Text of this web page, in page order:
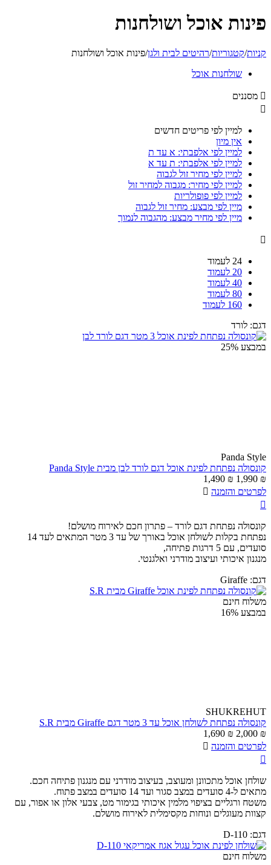
פינות אוכל ושולחנות
קניות/קטגוריות/רהיטים לבית ולגן/פינות אוכל ושולחנות
שולחנות אוכל
 מסננים

למיין לפי פריטים חדשים
אין מיון
למיין לפי אלפבתי: א עד ת
למיין לפי אלפבתי: ת עד א
למיין לפי מחיר זול לגבוה
למיין לפי מחיר: מגבוה למחיר זול
למיין לפי פופולריות
מיין לפי מבצע: מחיר זול לגבוה
מיין לפי מחיר מבצע: מהגבוה לנמוך

24 לעמוד
20 לעמוד
40 לעמוד
80 לעמוד
160 לעמוד
דגם: לורד
במבצע 25%
Panda Style
קונסולה נפתחת לפינת אוכל דגם לורד לבן מבית Panda Style
1,990 ₪
1,490 ₪
לפרטים והזמנה 

קונסולה נפתחת דגם לורד – פתרון חכם לאירוח מושלם!
נפתחת בקלות לשולחן אוכל באורך של עד 3 מטר המתאים לעד 14
סועדים, עם 5 דרגות פתיחה,
מנגנון איכותי ועיצוב מודרני ואלגנטי.
דגם: Giraffe
משלוח חינם
במבצע 16%
SHUKREHUT
קונסולה נפתחת לשולחן אוכל עד 3 מטר דגם Giraffe מבית S.R
2,000 ₪
1,690 ₪
לפרטים והזמנה 

שולחן אוכל מתכוונן ומעוצב, בעיצוב מודרני עם מנגנון פתיחה חכם.
מתאים ל-4 סועדים במצב סגור ועד 14 סועדים במצב פתוח.
משטח ורגליים בציפוי מלמין איכותי בגימור מט, צבעי אלון או אפור, עם
קצוות מעוגלים ונוחות מקסימלית לאירוח מושלם.
דגם: D-110
משלוח חינם